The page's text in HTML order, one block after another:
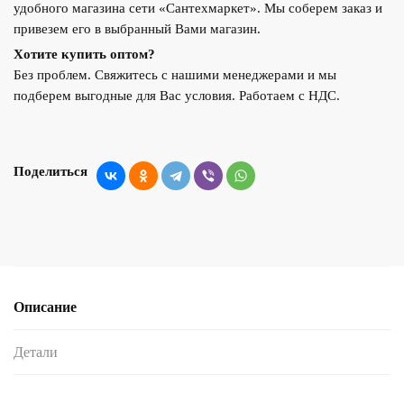
удобного магазина сети «Сантехмаркет». Мы соберем заказ и
привезем его в выбранный Вами магазин.
Хотите купить оптом?
Без проблем. Свяжитесь с нашими менеджерами и мы
подберем выгодные для Вас условия. Работаем с НДС.
Поделиться
Описание
Детали